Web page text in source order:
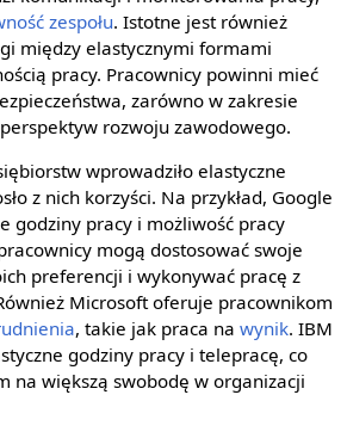
zespołu. Istotne jest również
między elastycznymi formami
pracy. Pracownicy powinni mieć
zarówno w zakresie
rozwoju zawodowego.
wprowadziło elastyczne
z nich korzyści. Na przykład, Google
godziny pracy i możliwość pracy
mogą dostosować swoje
preferencji i wykonywać pracę z
Microsoft oferuje pracownikom
, takie jak praca na wynik. IBM
godziny pracy i telepracę, co
na większą swobodę w organizacji